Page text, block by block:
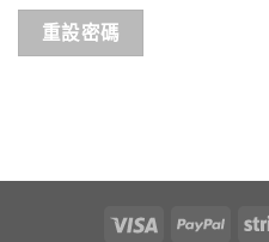
重設密碼